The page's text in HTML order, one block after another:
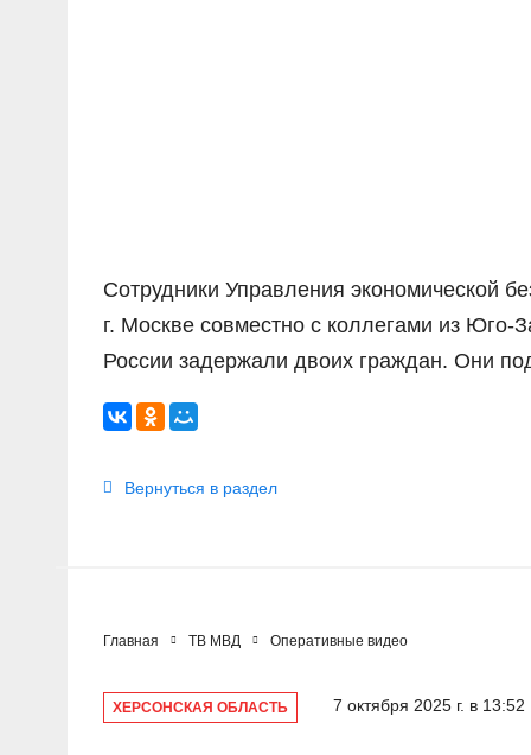
Сотрудники Управления экономической
г. Москве совместно с коллегами из Юго-
России задержали двоих граждан. Они
Вернуться в раздел
Главная ТВ МВД Оперативные видео
ХЕРСОНСКАЯ ОБЛАСТЬ 7 октября 2025 г. в 13:52